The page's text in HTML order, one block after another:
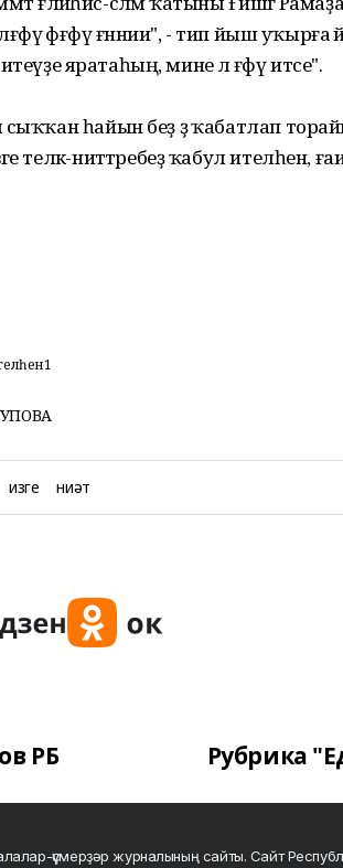
фәғфү ғәннии", - тип йыш уҡырға
итеүҙе яратаһың, мине лә ғәфү итсе".
һайын беҙ ҙә ҡабатлап
ниәттәребеҙ ҡабул ителһен,
изге ниәт
РБ Рубрика
үҫмерҙәр журналының сайты. Сайт